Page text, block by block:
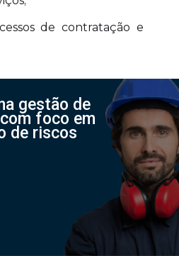
de contratação e
gestão de
foco em
de riscos